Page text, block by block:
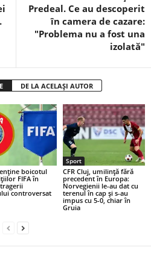
Predeal. Ce au descoperit
în camera de cazare:
"Problema nu a fost una
izolată"
DE LA ACELAȘI AUTOR
boicotul
FIFA în
controversat
Sport
CFR Cluj, umilință fără
precedent în Europa:
Norvegienii le-au dat cu
terenul în cap și s-au
impus cu 5-0, chiar în
Gruia